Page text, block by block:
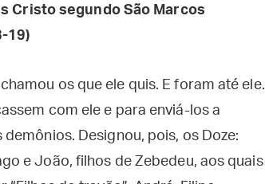
Cristo segundo São Marcos
19)
os que ele quis. E foram até ele.
com ele e para enviá-los a
Designou, pois, os Doze:
e João, filhos de Zebedeu, aos quais